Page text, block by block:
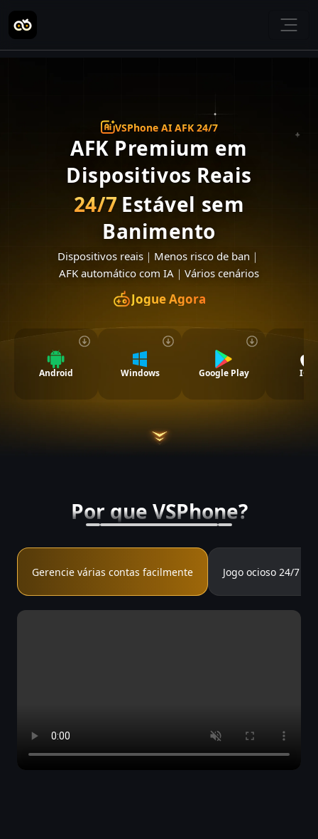
VSPhone AI AFK 24/7
AFK Premium em
Dispositivos Reais
24/7 Estável sem
Banimento
Dispositivos reais ｜ Menos risco de ban ｜
AFK automático com IA ｜ Vários cenários
Jogue Agora
Android Windows Google Play IOS
Por que VSPhone?
Gerencie várias contas facilmente Jogo ocioso 24/7